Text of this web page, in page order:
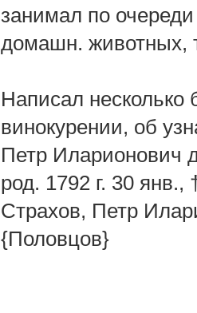
занимал по
домашн. животных,
Написал
винокурении, об
Петр Иларионович
род. 1792 г. 30
Страхов, Петр
{Половцов}